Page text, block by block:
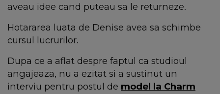
aveau idee cand puteau sa le returneze.
Hotararea luata de Denise avea sa schimbe
cursul lucrurilor.
Dupa ce a aflat despre faptul ca studioul
angajeaza, nu a ezitat si a sustinut un
interviu pentru postul de model la Charm